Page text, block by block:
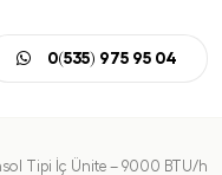
0(535) 975 95 04
Tipi İç Ünite – 9000 BTU/h